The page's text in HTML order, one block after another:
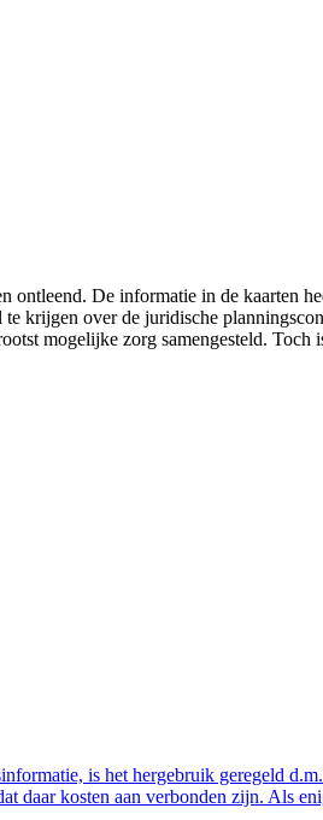
ontleend. De informatie in de
krijgen over de juridische
mogelijke zorg samengesteld.
is het hergebruik geregeld
daar kosten aan verbonden zijn. Als